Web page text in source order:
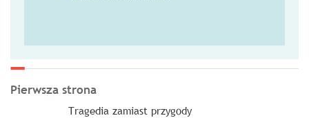
Pierwsza strona
Tragedia zamiast przygody